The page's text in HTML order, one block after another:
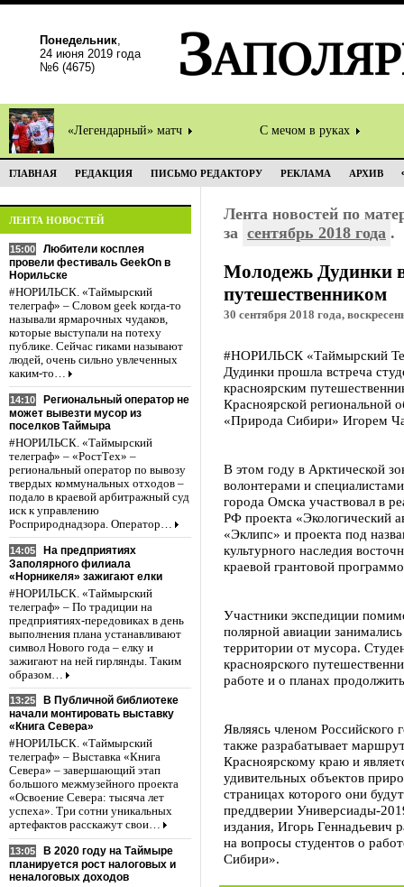
Понедельник,
24 июня 2019 года
№6 (4675)
«Легендарный» матч С мечом в руках
ГЛАВНАЯ РЕДАКЦИЯ ПИСЬМО РЕДАКТОРУ РЕКЛАМА АРХИВ
ЛЕНТА НОВОСТЕЙ
15:00
Любители косплея
провели фестиваль GeekOn в
Норильске
#НОРИЛЬСК. «Таймырский
телеграф» – Словом geek когда-то
называли ярмарочных чудаков,
которые выступали на потеху
публике. Сейчас гиками называют
людей, очень сильно увлеченных
каким-то…
14:10
Региональный оператор не
может вывезти мусор из
поселков Таймыра
#НОРИЛЬСК. «Таймырский
телеграф» – «РостТех» –
региональный оператор по вывозу
твердых коммунальных отходов –
подало в краевой арбитражный суд
иск к управлению
Росприроднадзора. Оператор…
14:05
На предприятиях
Заполярного филиала
«Норникеля» зажигают елки
#НОРИЛЬСК. «Таймырский
телеграф» – По традиции на
предприятиях-передовиках в день
выполнения плана устанавливают
символ Нового года – елку и
зажигают на ней гирлянды. Таким
образом…
13:25
В Публичной библиотеке
начали монтировать выставку
«Книга Севера»
#НОРИЛЬСК. «Таймырский
телеграф» – Выставка «Книга
Севера» – завершающий этап
большого межмузейного проекта
«Освоение Севера: тысяча лет
успеха». Три сотни уникальных
артефактов расскажут свои…
13:05
В 2020 году на Таймыре
планируется рост налоговых и
неналоговых доходов
Лента новостей по
за сентябрь 2018 года .
Молодежь Дудинки
путешественником
30 сентября 2018 года,
#НОРИЛЬСК «Таймырский
Дудинки прошла встреча
красноярским
Красноярской региональной
«Природа Сибири» Игорем
В этом году в Арктической
волонтерами и
города Омска участвовал в
РФ проекта «Экологический
«Эклипс» и проекта под
культурного наследия
краевой грантовой
Участники экспедиции
полярной авиации
территории от мусора.
красноярского
работе и о планах
Являясь членом Российского
также разрабатывает
Красноярскому краю и
удивительных объектов
страницах которого они
преддверии Универсиады-
издания, Игорь Геннадьевич
на вопросы студентов о
Сибири».